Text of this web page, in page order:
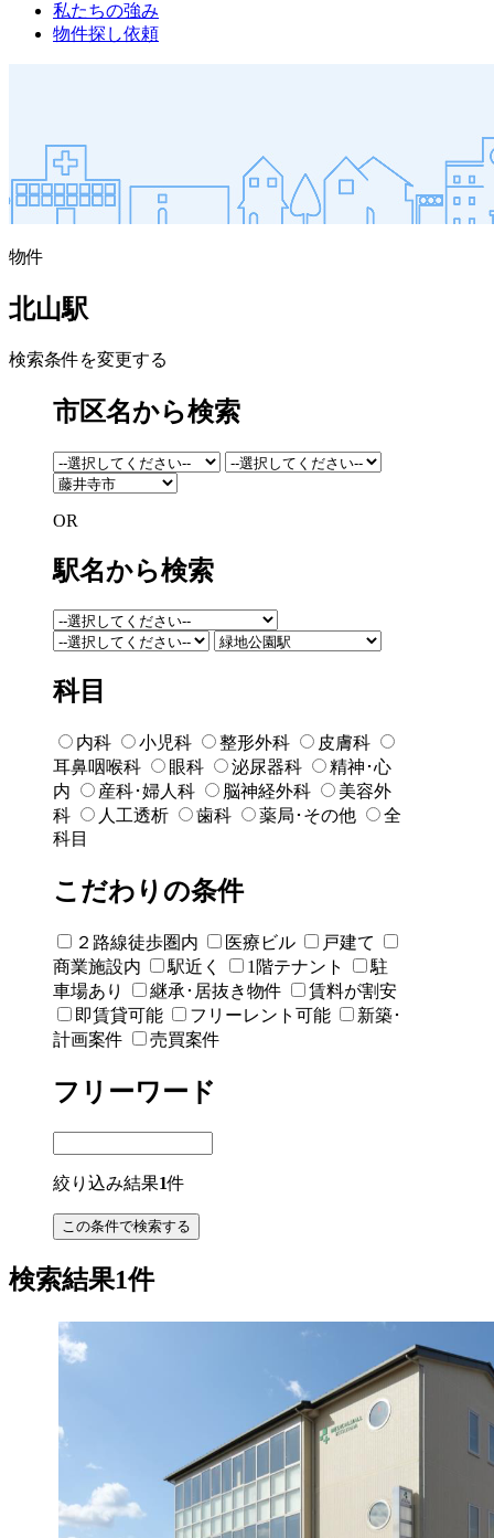
私たちの強み
物件探し依頼
物件
北山駅
検索条件を変更する
市区名から検索
OR
駅名から検索
科目
内科 小児科 整形外科
皮膚科
耳鼻咽喉科
眼科 泌尿器科
精神･心
内
産科･婦人科 脳神経外科
美容外
科
人工透析 歯科 薬局･その他
全
科目
こだわりの条件
２路線徒歩圏内 医療ビル
戸建て
商業施設内
駅近く 1階テナント
駐
車場あり
継承･居抜き物件
賃料が割安
即賃貸可能
フリーレント可能
新築･
計画案件
売買案件
フリーワード
絞り込み結果1件
検索結果1件